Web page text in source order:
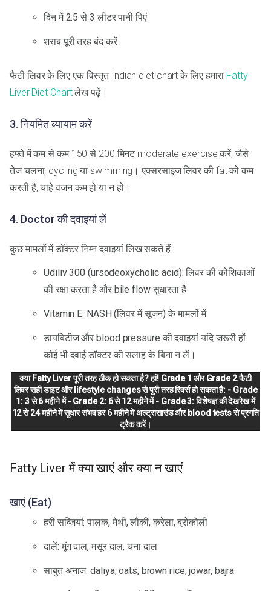
दिन में 2.5 से 3 लीटर पानी पिएं
शराब पूरी तरह बंद करें
फैटी लिवर के लिए एक विस्तृत Indian diet chart के लिए हमारा Fatty
Liver Diet Chartलेख पढ़ें।
3. नियमित व्यायाम करें
हफ्ते में कम से कम 150 से 200 मिनट moderate exercise करें, जैसे
तेज चलना, cycling या swimming। एक्सरसाइज लिवर की fat को कम
करती है, चाहे वजन कम हो या न हो।
4. Doctor की दवाइयां लें
कुछ मामलों में डॉक्टर निम्न दवाइयां लिख सकते हैं:
Udiliv 300 (ursodeoxycholic acid): लिवर की कोशिकाओं
की रक्षा करता है और bile flow सुधारता है
Vitamin E: NASH (लिवर में सूजन) के मामलों में
डायबिटीज और blood pressure की दवाइयां यदि जरूरी हों
कोई भी दवाई डॉक्टर की सलाह के बिना न लें।
क्या Fatty Liver पूरी तरह ठीक हो सकता है? हां! Grade 1 और Grade 2 फैटी
लिवर सही डाइट और lifestyle changes से पूरी तरह रिवर्स हो सकता है: - Grade
1: 3 से 6 महीने में - Grade 2: 6 से 12 महीने में - Grade 3: विशेषज्ञ की देखरेख में
12 से 24 महीने में सुधार संभव हर 6 महीने में अल्ट्रासाउंड और blood tests से प्रगति
ट्रैक करें।
Fatty Liver में क्या खाएं और क्या न खाएं
खाएं (Eat)
हरी सब्जियां: पालक, मेथी, लौकी, करेला, ब्रोकोली
दालें: मूंग दाल, मसूर दाल, चना दाल
साबुत अनाज: daliya, oats, brown rice, jowar, bajra